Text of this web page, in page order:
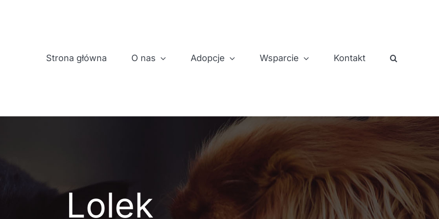
Strona główna O nas Adopcje Wsparcie Kontakt
Lolek